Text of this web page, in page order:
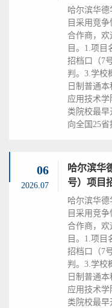
哈尔滨华德
目采用竞
合作商，欢
目。1.项目
招档口（7
判。3.学校
日制普通
应用技术学
类院校最
向全国25省
06
2026.07
哈尔滨华
号）项目
哈尔滨华德
目采用竞
合作商，欢
目。1.项目
招档口（7
判。3.学校
日制普通
应用技术学
类院校最